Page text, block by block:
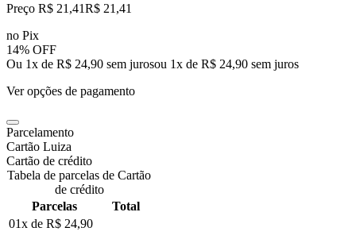
Preço R$ 21,41R$ 21 ,41
no Pix
14% OFF
Ou 1x de R$ 24,90 sem jurosou 1x de R$ 24,90 sem juros
Ver opções de pagamento
Parcelamento
Cartão Luiza
Cartão de crédito
Tabela de parcelas de Cartão
de crédito
Parcelas
Total
01x de R$ 24,90